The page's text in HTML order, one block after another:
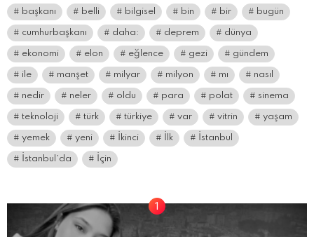
başkanı belli bilgisel bin bir bugün
cumhurbaşkanı daha: deprem dünya
ekonomi elon eğlence gezi gündem
ile manşet milyar milyon mı nasıl
nedir neler oldu para polat sinema
teknoloji türk türkiye var vitrin yaşam
yemek yeni İkinci İlk İstanbul
İstanbul’da İçin